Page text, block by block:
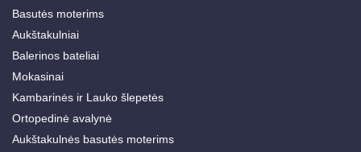
Basutės moterims
Aukštakulniai
Balerinos bateliai
Mokasinai
Kambarinės ir Lauko šlepetės
Ortopedinė avalynė
Aukštakulnės basutės moterims